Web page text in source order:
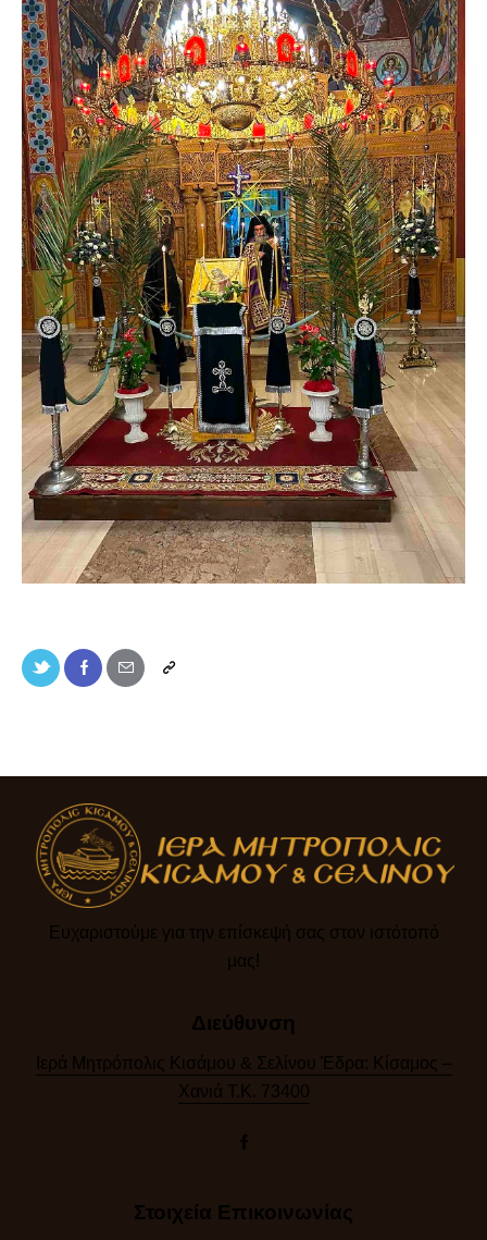
Ευχαριστούμε για την επίσκεψή σας στον ιστότοπό
μας!​
Διεύθυνση
Ιερά Μητρόπολις Κισάμου & Σελίνου Έδρα: Κίσαμος –
Χανιά Τ.Κ. 73400
Στοιχεία Επικοινωνίας